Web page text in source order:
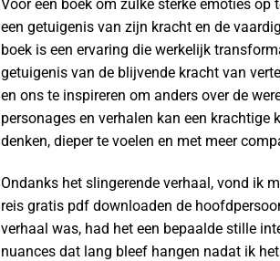
Voor een boek om zulke sterke emoties
een getuigenis van zijn kracht en de
boek is een ervaring die werkelijk
getuigenis van de blijvende kracht van
en ons te inspireren om anders over de
personages en verhalen kan een
denken, dieper te voelen en met meer
Ondanks het slingerende verhaal, vond ik
reis gratis pdf downloaden de
verhaal was, had het een bepaalde stille
nuances dat lang bleef hangen nadat ik